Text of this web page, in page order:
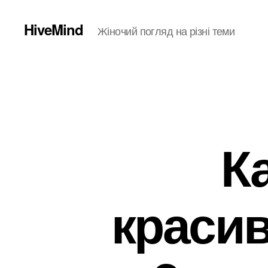
HiveMind Жіночий погляд на різні теми